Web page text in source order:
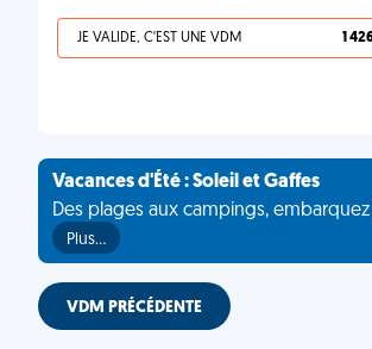
JE VALIDE, C'EST UNE VDM 1
Vacances d'Été : Soleil et Gaffes
Des plages aux campings,
Plus…
VDM PRÉCÉDENTE